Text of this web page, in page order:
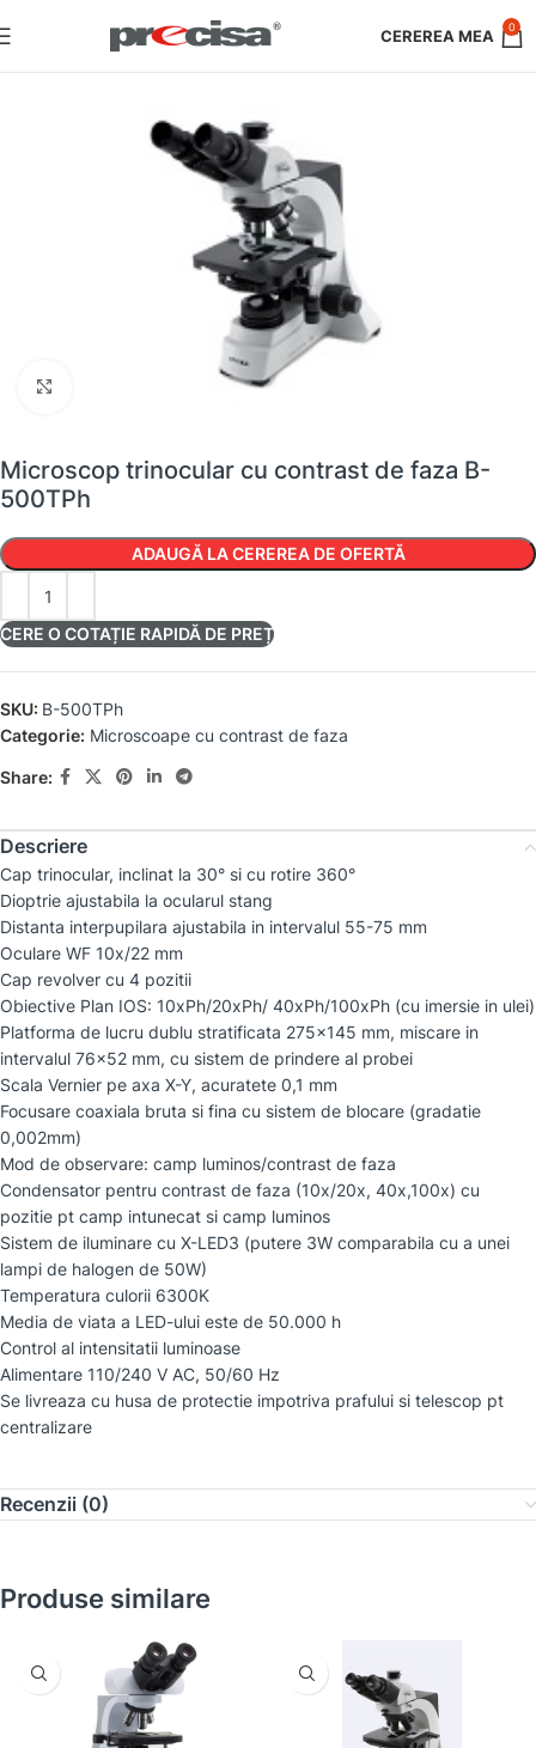
0
Faceți clic pentru a mări
Microscop trinocular cu contrast de faza B-
500TPh
ADAUGĂ LA CEREREA DE OFERTĂ
CERE O COTAȚIE RAPIDĂ DE PREȚ
SKU: B-500TPh
Categorie: Microscoape cu contrast de faza
Share:
Descriere
Cap trinocular, inclinat la 30° si cu rotire 360°
Dioptrie ajustabila la ocularul stang
Distanta interpupilara ajustabila in intervalul 55-75 mm
Oculare WF 10x/22 mm
Cap revolver cu 4 pozitii
Obiective Plan IOS: 10xPh/20xPh/ 40xPh/100xPh (cu imersie in ulei)
Platforma de lucru dublu stratificata 275×145 mm, miscare in
intervalul 76×52 mm, cu sistem de prindere al probei
Scala Vernier pe axa X-Y, acuratete 0,1 mm
Focusare coaxiala bruta si fina cu sistem de blocare (gradatie
0,002mm)
Mod de observare: camp luminos/contrast de faza
Condensator pentru contrast de faza (10x/20x, 40x,100x) cu
pozitie pt camp intunecat si camp luminos
Sistem de iluminare cu X-LED3 (putere 3W comparabila cu a unei
lampi de halogen de 50W)
Temperatura culorii 6300K
Media de viata a LED-ului este de 50.000 h
Control al intensitatii luminoase
Alimentare 110/240 V AC, 50/60 Hz
Se livreaza cu husa de protectie impotriva prafului si telescop pt
centralizare
Recenzii (0)
Produse similare